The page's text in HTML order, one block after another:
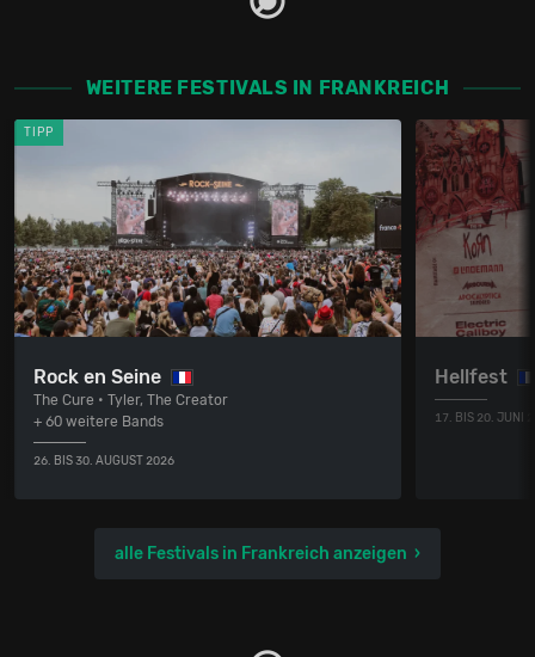
WEITERE FESTIVALS IN FRANKREICH
TIPP
Rock en Seine
The Cure • Tyler, The Creator
+ 60 weitere Bands
26. BIS 30. AUGUST 2026
Hellfest
17. BIS 20. JUNI
alle Festivals in Frankreich anzeigen